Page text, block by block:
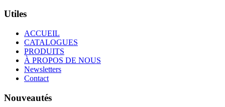
Utiles
ACCUEIL
CATALOGUES
PRODUITS
À PROPOS DE NOUS
Newsletters
Contact
Nouveautés